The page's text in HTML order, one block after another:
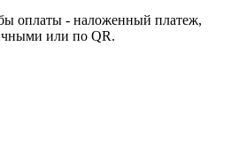
оплаты - наложенный платеж,
или по QR.